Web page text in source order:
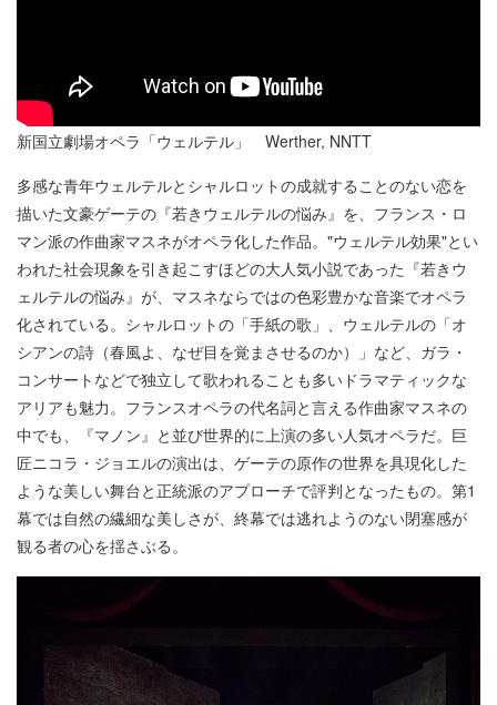
新国立劇場オペラ「ウェルテル」 Werther, NNTT
多感な青年ウェルテルとシャルロットの成就することのない恋を
描いた文豪ゲーテの『若きウェルテルの悩み』を、フランス・ロ
マン派の作曲家マスネがオペラ化した作品。"ウェルテル効果"とい
われた社会現象を引き起こすほどの大人気小説であった『若きウ
ェルテルの悩み』が、マスネならではの色彩豊かな音楽でオペラ
化されている。シャルロットの「手紙の歌」、ウェルテルの「オ
シアンの詩（春風よ、なぜ目を覚まさせるのか）」など、ガラ・
コンサートなどで独立して歌われることも多いドラマティックな
アリアも魅力。フランスオペラの代名詞と言える作曲家マスネの
中でも、『マノン』と並び世界的に上演の多い人気オペラだ。巨
匠ニコラ・ジョエルの演出は、ゲーテの原作の世界を具現化した
ような美しい舞台と正統派のアプローチで評判となったもの。第1
幕では自然の繊細な美しさが、終幕では逃れようのない閉塞感が
観る者の心を揺さぶる。